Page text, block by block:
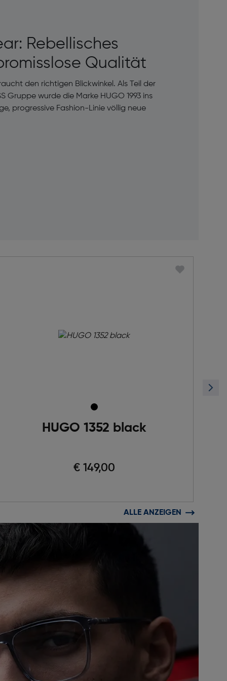
Rebellisches
Qualität
den richtigen Blickwinkel. Als Teil der
Gruppe wurde die Marke HUGO 1993 ins
progressive Fashion-Linie völlig neue
HUGO 1352 black
€ 149,00
ALLE ANZEIGEN